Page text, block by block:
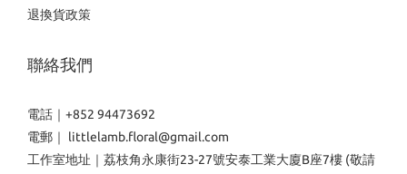
退換貨政策
聯絡我們
電話｜+852 94473692
電郵｜ littlelamb.floral@gmail.com
工作室地址｜荔枝角永康街23-27號安泰工業大廈B座7樓 (敬請